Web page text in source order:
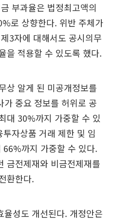
부과율은 법정최고액의
로 상향한다. 위반 주체가
3자에 대해서도 공시의무
을 적용할 수 있도록 했다.
상 알게 된 미공개정보를
가 중요 정보를 허위로 공
대 30%까지 가중할 수 있
자상품 거래 제한 및 임
까지 가중할 수 있다.
금전제재와 비금전제재를
환한다.
율성도 개선된다. 개정안은